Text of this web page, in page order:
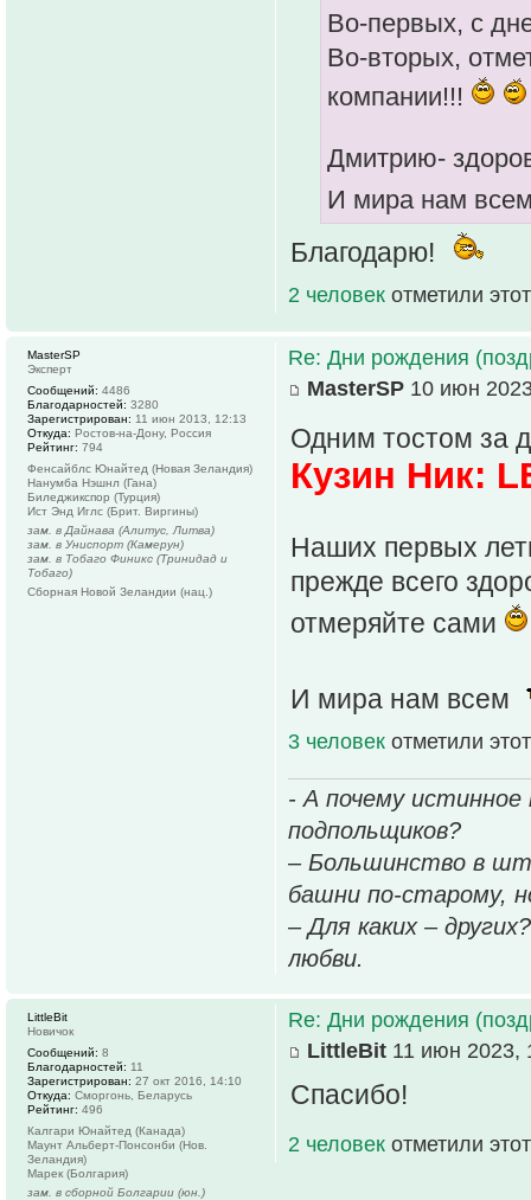
Во-первых, с
Во-вторых,
компании!!!
Дмитрию-
И мира нам
Благодарю!
2 человек отметили
Re: Дни рождения
MasterSP 10 июн
Одним тостом за
Кузин Ник:
Наших первых
прежде всего
отмеряйте сами
И мира нам всем
3 человек отметили
- А почему
подпольщиков?
– Большинство в
башни по-старому,
– Для каких –
любви.
MasterSP
Эксперт
Сообщений: 4486
Благодарностей: 3280
Зарегистрирован: 11 июн 2013, 12:13
Откуда: Ростов-на-Дону, Россия
Рейтинг: 794
Фенсайблс Юнайтед (Новая Зеландия)
Нанумба Нэшнл (Гана)
Биледжикспор (Турция)
Ист Энд Иглс (Брит. Виргины)
зам. в Дайнава (Алитус, Литва)
зам. в Униспорт (Камерун)
зам. в Тобаго Финикс (Тринидад и
Тобаго)
Сборная Новой Зеландии (нац.)
Re: Дни рождения
LittleBit 11 июн 2023,
Спасибо!
2 человек отметили
LittleBit
Новичок
Сообщений: 8
Благодарностей: 11
Зарегистрирован: 27 окт 2016, 14:10
Откуда: Сморгонь, Беларусь
Рейтинг: 496
Калгари Юнайтед (Канада)
Маунт Альберт-Понсонби (Нов.
Зеландия)
Марек (Болгария)
зам. в сборной Болгарии (юн.)